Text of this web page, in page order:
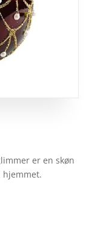
er en skøn